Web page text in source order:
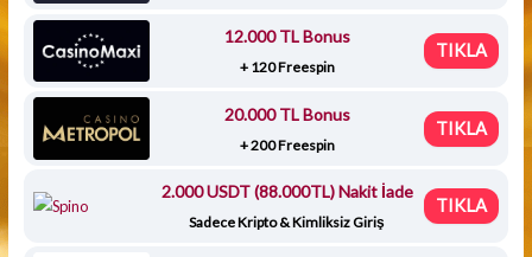
12.000 TL Bonus
+ 120 Freespin
TIKLA
20.000 TL Bonus
+ 200 Freespin
TIKLA
2.000 USDT (88.000TL) Nakit İade
Sadece Kripto & Kimliksiz Giriş
TIKLA